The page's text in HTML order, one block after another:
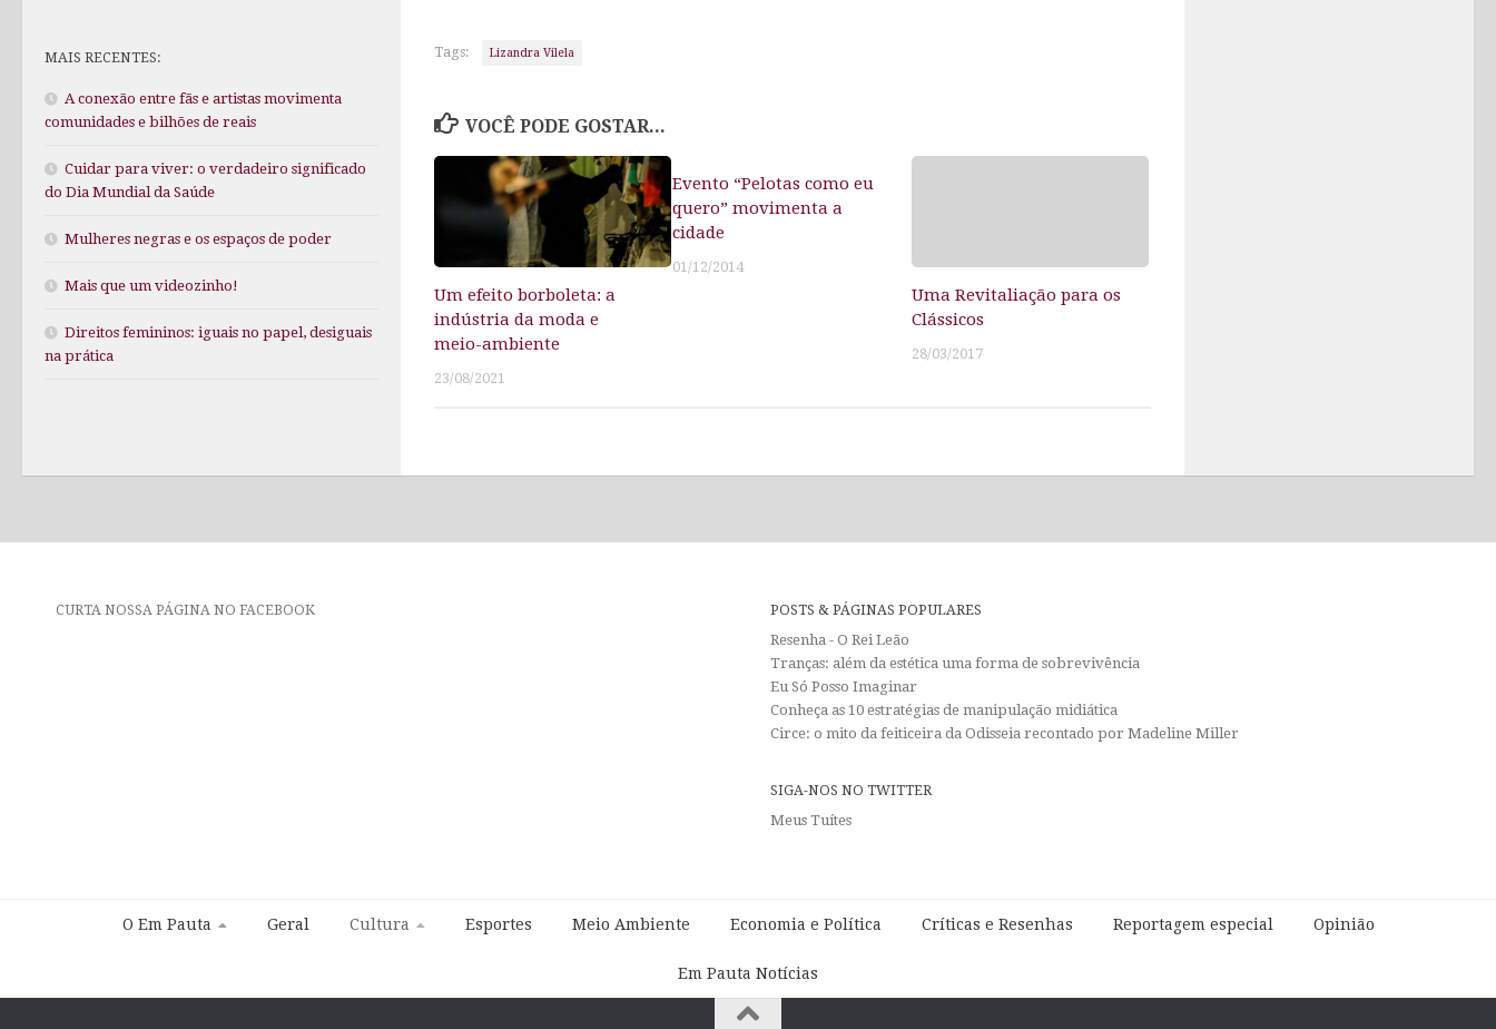
Tags: Lizandra Vilela
VOCÊ PODE GOSTAR...
Um efeito borboleta: a
indústria da moda e
meio-ambiente
23/08/2021
Evento “Pelotas como eu
quero” movimenta a
cidade
01/12/2014
Uma Revitaliação para os
Clássicos
28/03/2017
MAIS RECENTES:
A conexão entre fãs e artistas movimenta
comunidades e bilhões de reais
Cuidar para viver: o verdadeiro significado
do Dia Mundial da Saúde
Mulheres negras e os espaços de poder
Mais que um videozinho!
Direitos femininos: iguais no papel, desiguais
na prática
CURTA NOSSA PÁGINA NO FACEBOOK
POSTS & PÁGINAS POPULARES
Resenha - O Rei Leão
Tranças: além da estética uma forma de sobrevivência
Eu Só Posso Imaginar
Conheça as 10 estratégias de manipulação midiática
Circe: o mito da feiticeira da Odisseia recontado por Madeline Miller
SIGA-NOS NO TWITTER
Meus Tuítes
O Em Pauta Geral Cultura Esportes Meio Ambiente Economia e Política Críticas e Resenhas Reportagem especial Opinião
Em Pauta Notícias